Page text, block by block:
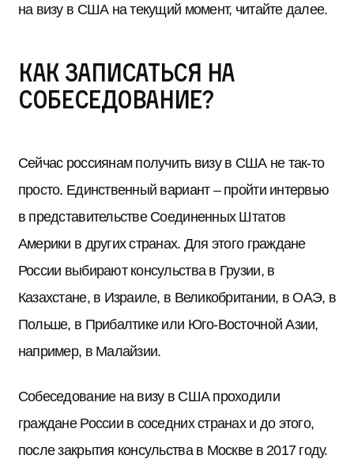
на визу в США на текущий момент, читайте далее.
Как записаться на
собеседование?
Сейчас россиянам получить визу в США не так-то
просто. Единственный вариант – пройти интервью
в представительстве Соединенных Штатов
Америки в других странах. Для этого граждане
России выбирают консульства в Грузии, в
Казахстане, в Израиле, в Великобритании, в ОАЭ, в
Польше, в Прибалтике или Юго-Восточной Азии,
например, в Малайзии.
Собеседование на визу в США проходили
граждане России в соседних странах и до этого,
после закрытия консульства в Москве в 2017 году.